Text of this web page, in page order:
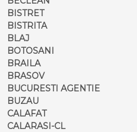
BISTRET
BISTRITA
BLAJ
BOTOSANI
BRAILA
BRASOV
BUCURESTI AGENTIE
BUZAU
CALAFAT
CALARASI-CL